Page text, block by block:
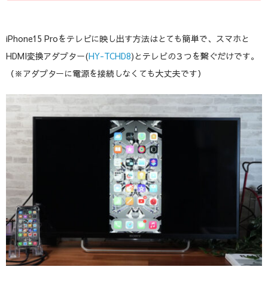
iPhone15 Proをテレビに映し出す方法はとても簡単で、スマホと
HDMI変換アダプター(HY-TCHD8)とテレビの３つを繋ぐだけです。
（※アダプターに電源を接続しなくても大丈夫です）